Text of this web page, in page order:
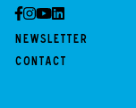
Newsletter
Contact